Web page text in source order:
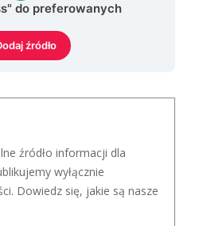
do preferowanych
źródło
źródło informacji dla
wyłącznie
Dowiedz się, jakie są nasze